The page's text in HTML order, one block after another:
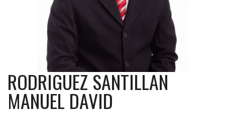
RODRIGUEZ SANTILLAN
MANUEL DAVID